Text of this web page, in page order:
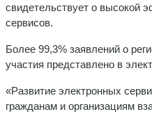
свидетельствует о высокой
сервисов.
Более 99,3% заявлений о
участия представлено в
«Развитие электронных
гражданам и организациям